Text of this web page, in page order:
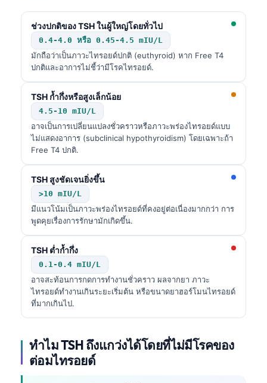
ช่วงปกติของ TSH ในผู้ใหญ่โดยทั่วไป
0.4-4.0 หรือ 0.45-4.5 mIU/L
มักถือว่าเป็นภาวะไทรอยด์ปกติ (euthyroid) หาก Free T4
ปกติและอาการไม่ชี้ว่ามีโรคไทรอยด์.
TSH ก้ำกึ่งหรือสูงเล็กน้อย
4.5-10 mIU/L
อาจเป็นการเปลี่ยนแปลงชั่วคราวหรือภาวะพร่องไทรอยด์แบบ
ไม่แสดงอาการ (subclinical hypothyroidism) โดยเฉพาะถ้า
Free T4 ปกติ.
TSH สูงชัดเจนยิ่งขึ้น
>10 mIU/L
มีแนวโน้มเป็นภาวะพร่องไทรอยด์ที่คงอยู่ต่อเนื่องมากกว่า การ
พูดคุยเรื่องการรักษามักเกิดขึ้น.
TSH ต่ำก้ำกึ่ง
0.1-0.4 mIU/L
อาจสะท้อนการกดการทำงานชั่วคราว ผลจากยา ภาวะ
ไทรอยด์ทำงานเกินระยะเริ่มต้น หรือขนาดยาฮอร์โมนไทรอยด์
ที่มากเกินไป.
ทำไม TSH ถึงแกว่งได้โดยที่ไม่มีโรคของ
ต่อมไทรอยด์